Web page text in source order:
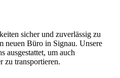
sicher und zuverlässig zu
neuen Büro in Signau. Unsere
ausgestattet, um auch
zu transportieren.